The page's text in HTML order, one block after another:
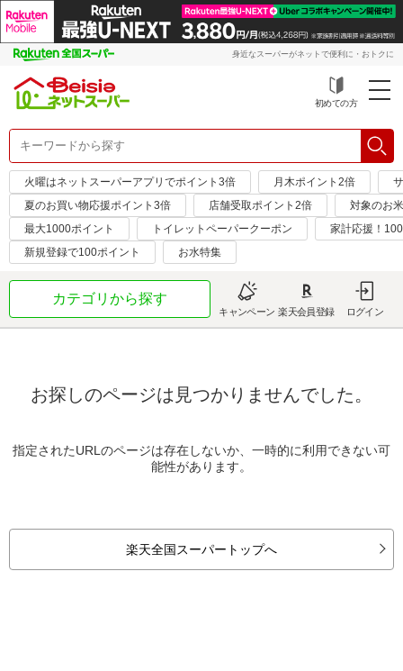
身近なスーパーがネットで便利に・おトクに
初めての方
火曜はネットスーパーアプリでポイント3倍 月木ポイント2倍
夏のお買い物応援ポイント3倍
店舗受取ポイント2倍
対象のお
最大1000ポイント
トイレットペーパークーポン
家計応援！
新規登録で100ポイント
お水特集
カテゴリから探す
キャンペーン 楽天会員登録 ログイン
お探しのページは見つかりませんでした。
指定されたURLのページは存在しないか、一時的に利用できない可
能性があります。
楽天全国スーパートップへ